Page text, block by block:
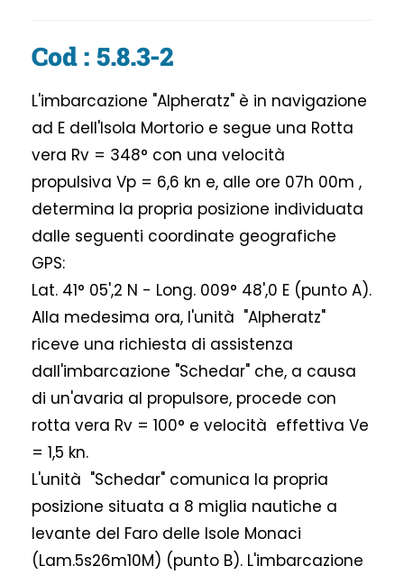
Cod : 5.8.3-2
L'imbarcazione "Alpheratz" è in navigazione
ad E dell'Isola Mortorio e segue una Rotta
vera Rv = 348° con una velocità
propulsiva Vp = 6,6 kn e, alle ore 07h 00m ,
determina la propria posizione individuata
dalle seguenti coordinate geografiche
GPS:
Lat. 41° 05',2 N - Long. 009° 48',0 E (punto A).
Alla medesima ora, l'unità "Alpheratz"
riceve una richiesta di assistenza
dall'imbarcazione "Schedar" che, a causa
di un'avaria al propulsore, procede con
rotta vera Rv = 100° e velocità effettiva Ve
= 1,5 kn.
L'unità "Schedar" comunica la propria
posizione situata a 8 miglia nautiche a
levante del Faro delle Isole Monaci
(Lam.5s26m10M) (punto B). L'imbarcazione